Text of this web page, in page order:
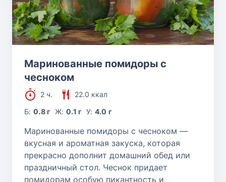
Маринованные помидоры с
чесноком
2 ч.
22.0 ккал
Б:0.8 г Ж: 0.1 г У: 4.0 г
Маринованные помидоры с чесноком —
вкусная и ароматная закуска, которая
прекрасно дополнит домашний обед или
праздничный стол. Чеснок придает
помидорам особую пикантность и